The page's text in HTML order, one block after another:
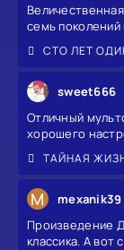
семь
СТО ЛЕТ
sweet666
Отличный
хорошего
ТАЙНАЯ
M mexanik39
Произведение
классика. А вот